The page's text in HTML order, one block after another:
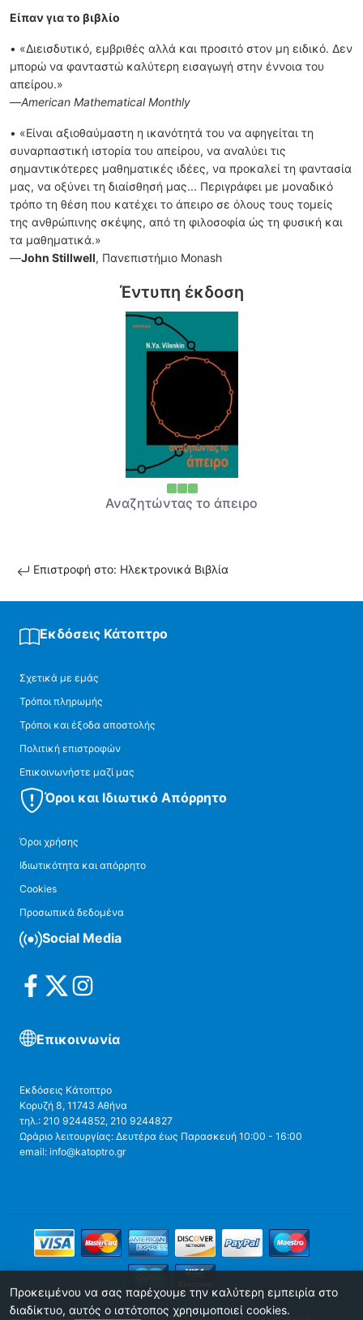
Είπαν για το βιβλίο
• «Διεισδυτικό, εμβριθές αλλά και προσιτό στον μη ειδικό. Δεν
μπορώ να φανταστώ καλύτερη εισαγωγή στην έννοια του
απείρου.»
—American Mathematical Monthly
• «Είναι αξιοθαύμαστη η ικανότητά του να αφηγείται τη
συναρπαστική ιστορία του απείρου, να αναλύει τις
σημαντικότερες μαθηματικές ιδέες, να προκαλεί τη φαντασία
μας, να οξύνει τη διαίσθησή μας... Περιγράφει με μοναδικό
τρόπο τη θέση που κατέχει το άπειρο σε όλους τους τομείς
της ανθρώπινης σκέψης, από τη φιλοσοφία ώς τη φυσική και
τα μαθηματικά.»
—John Stillwell, Πανεπιστήμιο Monash
Έντυπη έκδοση
Αναζητώντας το άπειρο
Επιστροφή στο: Ηλεκτρονικά Βιβλία
Εκδόσεις Κάτοπτρο
Σχετικά με εμάς
Τρόποι πληρωμής
Τρόποι και έξοδα αποστολής
Πολιτική επιστροφών
Επικοινωνήστε μαζί μας
Όροι και Ιδιωτικό Απόρρητο
Όροι χρήσης
Ιδιωτικότητα και απόρρητο
Cookies
Προσωπικά δεδομένα
Social Media
Επικοινωνία
Εκδόσεις Κάτοπτρο
Κορυζή 8, 11743 Αθήνα
τηλ.: 210 9244852, 210 9244827
Ωράριο λειτουργίας: Δευτέρα έως Παρασκευή 10:00 - 16:00
email: info@katoptro.gr
Προκειμένου να σας παρέχουμε την καλύτερη εμπειρία στο
διαδίκτυο, αυτός ο ιστότοπος χρησιμοποιεί cookies.